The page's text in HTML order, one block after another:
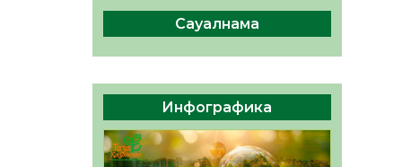
беруге дайын
ӘРБІР ДАУЫС – ҚОҒАМ
ДАМУЫНА ҚОСЫЛҒАН
ҮЛЕС
05.08.2026
41 0
Сауалнама
Инфографика